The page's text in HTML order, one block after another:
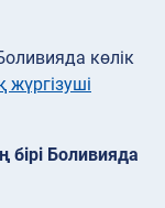
көлік
бірі Боливияда